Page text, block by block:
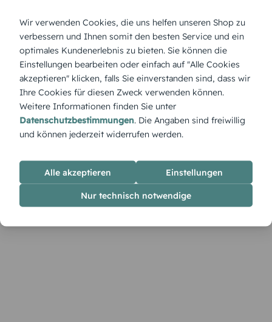
ÜBERBLICK:
Produktbeschreibung
Saftig, frisch und voller Sommerlaune – „Wassermelone“
bringt den Geschmack sonniger Tage direkt auf deinen
Geburtstagstisch. Gestalte sie selbst und mache deine Feier
so bunt wie die Frucht selbst.
Wir verwenden Cookies, die uns helfen unseren Shop zu
verbessern und Ihnen somit den besten Service und ein
optimales Kundenerlebnis zu bieten. Sie können die
Einstellungen bearbeiten oder einfach auf "Alle Cookies
akzeptieren" klicken, falls Sie einverstanden sind, dass wir
Ihre Cookies für diesen Zweck verwenden können.
Weitere Informationen finden Sie unter
Datenschutzbestimmungen. Die Angaben sind freiwillig
und können jederzeit widerrufen werden.
Alle akzeptieren Einstellungen
Nur technisch notwendige